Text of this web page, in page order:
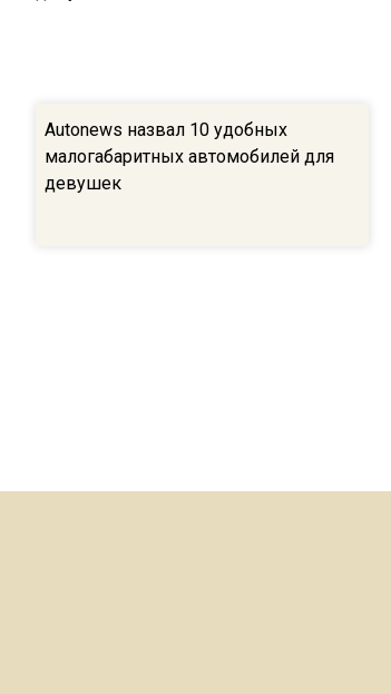
Autonews назвал 10 удобных
малогабаритных автомобилей для
девушек